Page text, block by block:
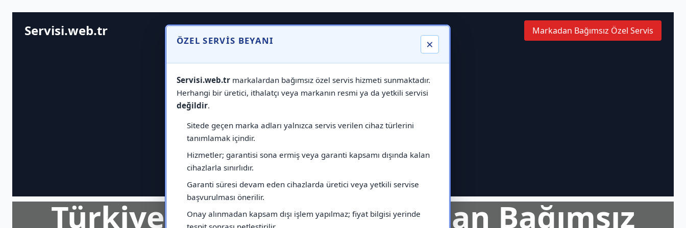
ÖZEL SERVIS BEYANI ×
Servisi.web.trmarkalardan bağımsız özel servis hizmeti sunmaktadır.
Herhangi bir üretici, ithalatçı veya markanın resmi ya da yetkili servisi
değildir.
Sitede geçen marka adları yalnızca servis verilen cihaz türlerini
tanımlamak içindir.
Hizmetler; garantisi sona ermiş veya garanti kapsamı dışında kalan
cihazlarla sınırlıdır.
Garanti süresi devam eden cihazlarda üretici veya yetkili servise
başvurulması önerilir.
Onay alınmadan kapsam dışı işlem yapılmaz; fiyat bilgisi yerinde
Servisi.web.tr Markadan Bağımsız Özel Servis
Türkiye GenelindeMarkadan Bağımsız